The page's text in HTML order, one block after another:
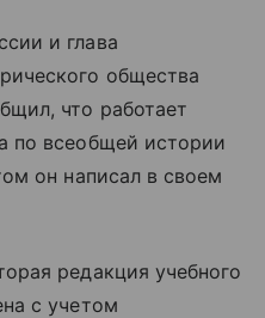
и глава
общества
что работает
по всеобщей истории
он написал в своем
редакция учебного
с учетом